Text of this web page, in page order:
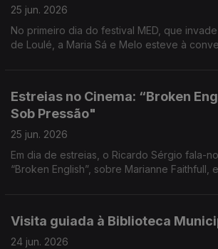
25 jun. 2026
No primeiro dia do festival MED, que
de Loulé, a Maria Sá e Melo esteve à
Estreias no Cinema: “Broken
Sob Pressão"
25 jun. 2026
Em dia de estreias, o Ricardo Sérgio fala-
“Broken English”, sobre Marianne Faithfull,
Visita guiada à Biblioteca
24 jun. 2026